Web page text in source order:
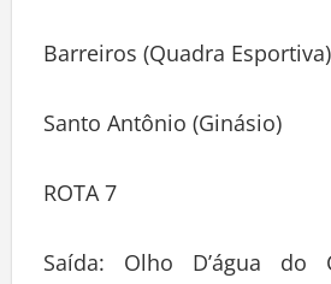
Barreiros (Quadra Esportiva)
Santo Antônio (Ginásio)
ROTA 7
Saída: Olho D’água do